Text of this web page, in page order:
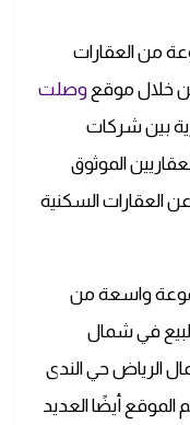
من العقارات
خلال موقع وصلت
بين شركات
الموثوق
العقارات السكنية
واسعة من
في شمال
الرياض حي الندى
أيضًا العديد